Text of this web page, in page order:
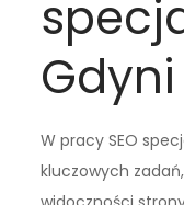
Gdyni
W pracy SEO
kluczowych